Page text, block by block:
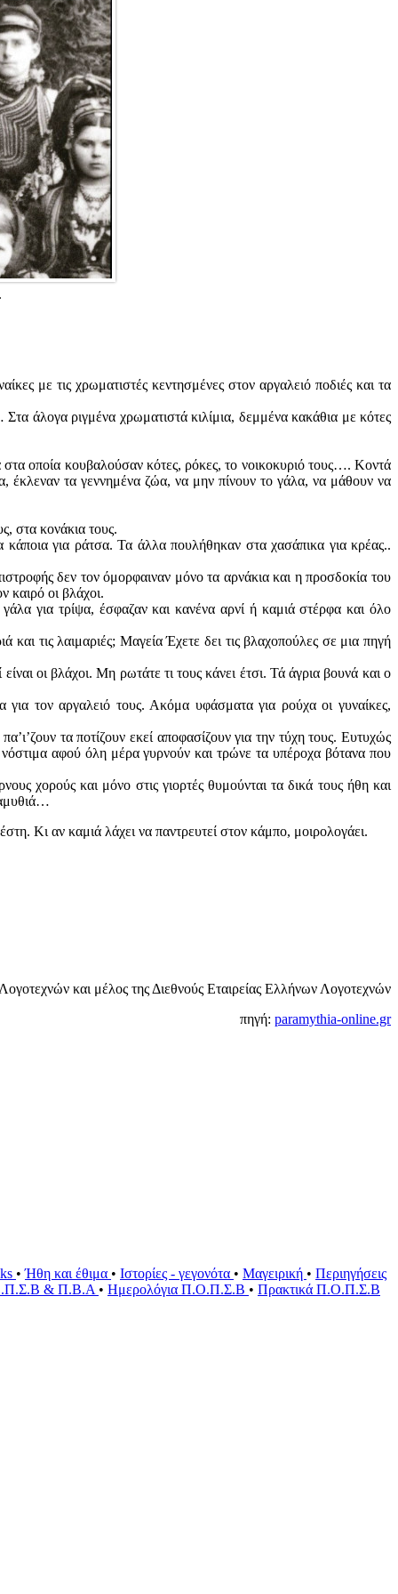
με τις χρωματιστές κεντησμένες στον αργαλειό ποδιές και τα
άλογα ριγμένα χρωματιστά κιλίμια, δεμμένα κακάθια με κότες
στα οποία κουβαλούσαν κότες, ρόκες, το νοικοκυριό τους…. Κοντά
έκλεναν τα γεννημένα ζώα, να μην πίνουν το γάλα, να μάθουν να
στα κονάκια τους.
για ράτσα. Τα άλλα πουλήθηκαν στα χασάπικα για κρέας..
δεν τον όμορφαιναν μόνο τα αρνάκια και η προσδοκία του
καιρό οι βλάχοι.
για τρίψα, έσφαζαν και κανένα αρνί ή καμιά στέρφα και όλο
τις λαιμαριές; Μαγεία Έχετε δει τις βλαχοπούλες σε μια πηγή
οι βλάχοι. Μη ρωτάτε τι τους κάνει έτσι. Τά άγρια βουνά και ο
τον αργαλειό τους. Ακόμα υφάσματα για ρούχα οι γυναίκες,
τα ποτίζουν εκεί αποφασίζουν για την τύχη τους. Ευτυχώς
αφού όλη μέρα γυρνούν και τρώνε τα υπέροχα βότανα που
χορούς και μόνο στις γιορτές θυμούνται τα δικά τους ήθη και
Κι αν καμιά λάχει να παντρευτεί στον κάμπο, μοιρολογάει.
και μέλος της Διεθνoύς Εταιρείας Ελλήνων Λογοτεχνών
πηγή: paramythia-online.gr
•Ήθη και έθιμα • Ιστορίες - γεγονότα • Μαγειρική • Περιηγήσεις
& Π.Β.Α • Ημερολόγια Π.Ο.Π.Σ.Β • Πρακτικά Π.Ο.Π.Σ.Β